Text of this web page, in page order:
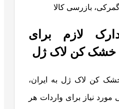
بازرسی کالا
لازم برای
خشک کن لاک ژل
کن لاک ژل به ایران،
نیاز برای واردات هر